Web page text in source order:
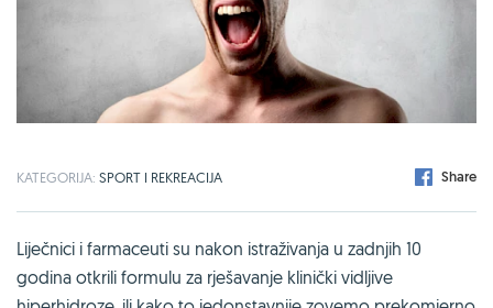
KATEGORIJA: SPORT I REKREACIJA Share
Liječnici i farmaceuti su nakon istraživanja u zadnjih 10
godina otkrili formulu za rješavanje klinički vidljive